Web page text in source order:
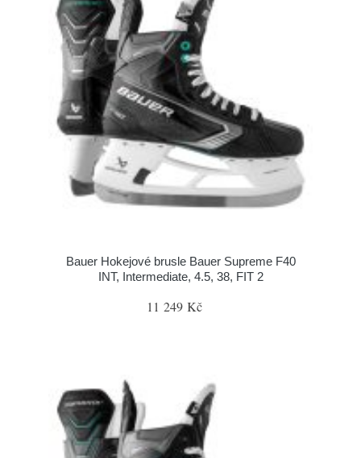
Bauer Hokejové brusle Bauer Supreme F40
INT, Intermediate, 4.5, 38, FIT 2
11 249 Kč